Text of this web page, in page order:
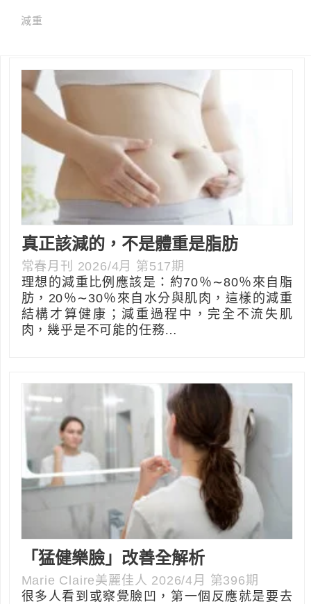
減重
真正該減的，不是體重是脂肪
常春月刊 2026/4月 第517期
理想的減重比例應該是：約70％∼80％來自脂
肪，20％∼30％來自水分與肌肉，這樣的減重
結構才算健康；減重過程中，完全不流失肌
肉，幾乎是不可能的任務…
「猛健樂臉」改善全解析
Marie Claire美麗佳人 2026/4月 第396期
很多人看到或察覺臉凹，第一個反應就是要去